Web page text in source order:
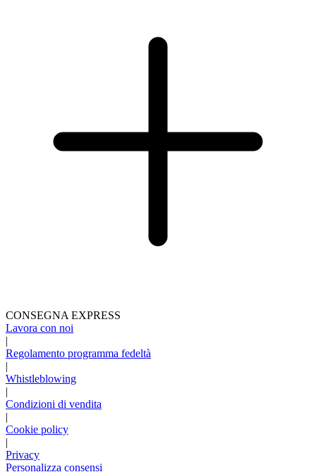
CONSEGNA EXPRESS
Lavora con noi
|
Regolamento programma fedeltà
|
Whistleblowing
|
Condizioni di vendita
|
Cookie policy
|
Privacy
Personalizza consensi